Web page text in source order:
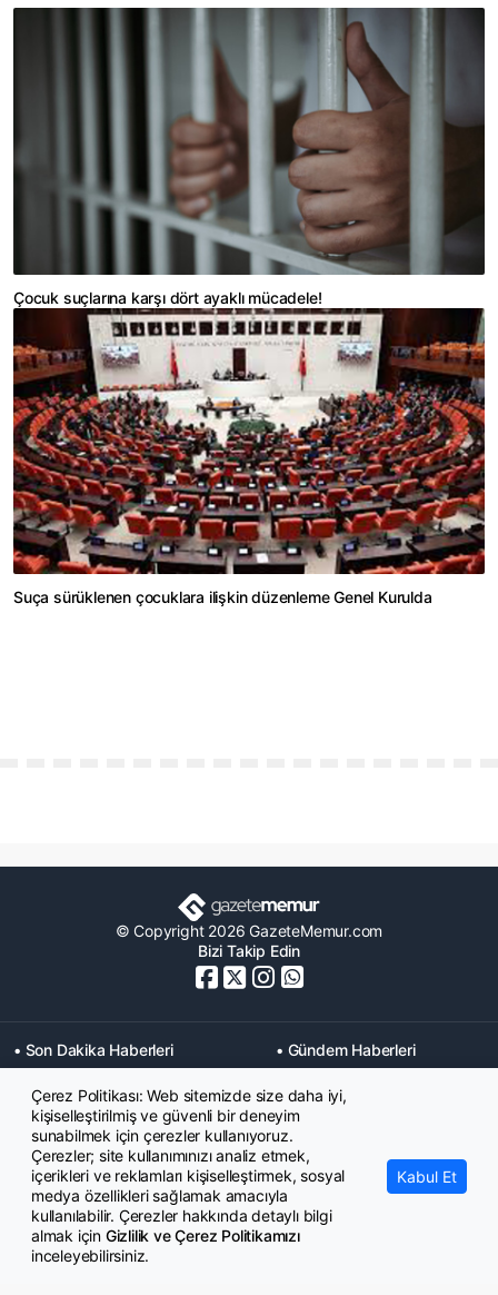
Çocuk suçlarına karşı dört ayaklı mücadele!
Suça sürüklenen çocuklara ilişkin düzenleme Genel Kurulda
© Copyright 2026 GazeteMemur.com
Bizi Takip Edin
• Son Dakika Haberleri
• Gündem Haberleri
• Memurlar Haberleri
• KPSS Haberleri
• Ekonomi Haberleri
• Eğitim Haberleri
• Yaşam Haberleri
• Maaş Verileri Haberleri
• Mahkeme Kararları
Haberleri
Çerez Politikası: Web sitemizde size daha iyi,
kişiselleştirilmiş ve güvenli bir deneyim
sunabilmek için çerezler kullanıyoruz.
Çerezler; site kullanımınızı analiz etmek,
içerikleri ve reklamları kişiselleştirmek, sosyal
medya özellikleri sağlamak amacıyla
kullanılabilir. Çerezler hakkında detaylı bilgi
almak için Gizlilik ve Çerez Politikamızı
inceleyebilirsiniz.
Kabul Et